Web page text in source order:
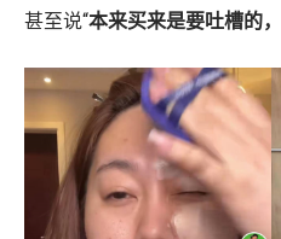
组织转型
甚至说“本来买来是要吐槽的